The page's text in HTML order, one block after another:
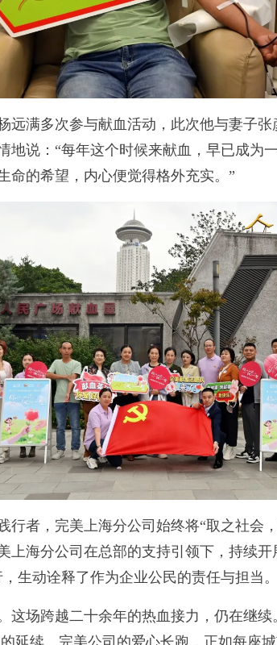
满多次参与献血活动，此次他与妻子张
地说：“每年这个时候来献血，早已成为
命的希望，内心便觉得格外充实。”
者，完美上海分公司始终将“取之社会
上海分公司在总部的支持引领下，持续
生动诠释了作为企业公民的责任与担当。
场跨越二十余年的热血接力，仍在继续
延续。完美公司的爱心长跑，正如每座